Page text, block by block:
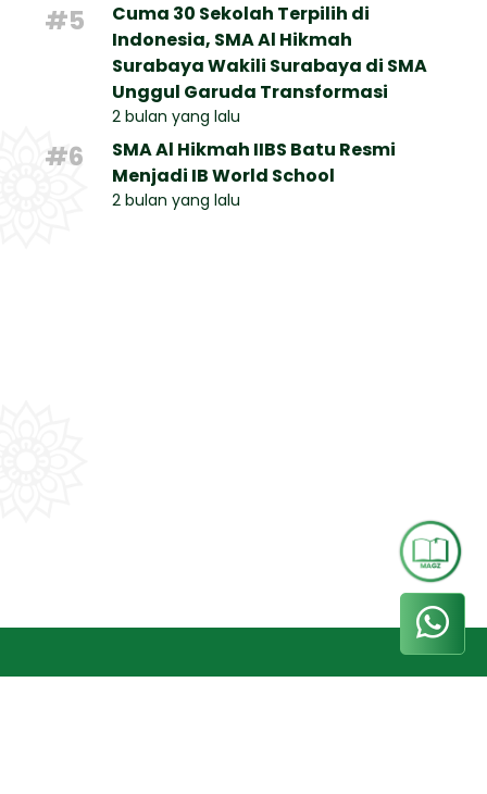
#5
Cuma 30 Sekolah Terpilih di
Indonesia, SMA Al Hikmah
Surabaya Wakili Surabaya di SMA
Unggul Garuda Transformasi
2 bulan yang lalu
#6
SMA Al Hikmah IIBS Batu Resmi
Menjadi IB World School
2 bulan yang lalu